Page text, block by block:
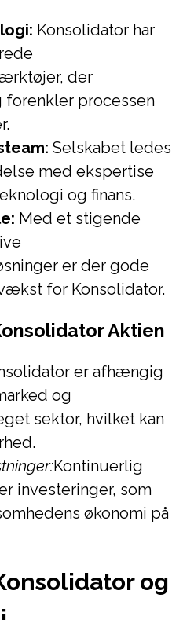
Konsolidator har
der
forenkler processen
Selskabet ledes
med ekspertise
og finans.
Med et stigende
er der gode
for Konsolidator.
Aktien
er afhængig
og
sektor, hvilket kan
Kontinuerlig
investeringer, som
økonomi på
og